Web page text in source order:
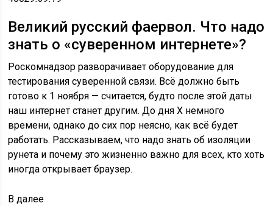
Великий русский фаервол. Что надо
знать о «суверенном интернете»?
Роскомнадзор разворачивает оборудование для
тестирования суверенной связи. Всё должно быть
готово к 1 ноября — считается, будто после этой даты
наш интернет станет другим. До дня X немного
времени, однако до сих пор неясно, как всё будет
работать. Рассказываем, что надо знать об изоляции
рунета и почему это жизненно важно для всех, кто хоть
иногда открывает браузер.
Вдалее